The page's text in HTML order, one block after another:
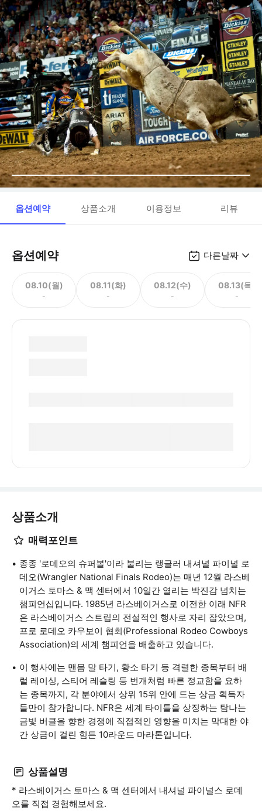
옵션예약 상품소개 이용정보 리뷰
옵션예약 다른날짜
08.10(월)
-
08.11(화)
-
08.12(수)
-
08.13(목)
-
상품소개
매력포인트
종종 '로데오의 슈퍼볼'이라 불리는 랭글러 내셔널 파이널 로
데오(Wrangler National Finals Rodeo)는 매년 12월 라스베
이거스 토마스 & 맥 센터에서 10일간 열리는 박진감 넘치는
챔피언십입니다. 1985년 라스베이거스로 이전한 이래 NFR
은 라스베이거스 스트립의 전설적인 행사로 자리 잡았으며,
프로 로데오 카우보이 협회(Professional Rodeo Cowboys
Association)의 세계 챔피언을 배출하고 있습니다.
이 행사에는 맨몸 말 타기, 황소 타기 등 격렬한 종목부터 배
럴 레이싱, 스티어 레슬링 등 번개처럼 빠른 정교함을 요하
는 종목까지, 각 분야에서 상위 15위 안에 드는 상금 획득자
들만이 참가합니다. NFR은 세계 타이틀을 상징하는 탐나는
금빛 버클을 향한 경쟁에 직접적인 영향을 미치는 막대한 야
간 상금이 걸린 힘든 10라운드 마라톤입니다.
상품설명
* 라스베이거스 토마스 & 맥 센터에서 내셔널 파이널스 로데
오를 직접 경험해보세요.